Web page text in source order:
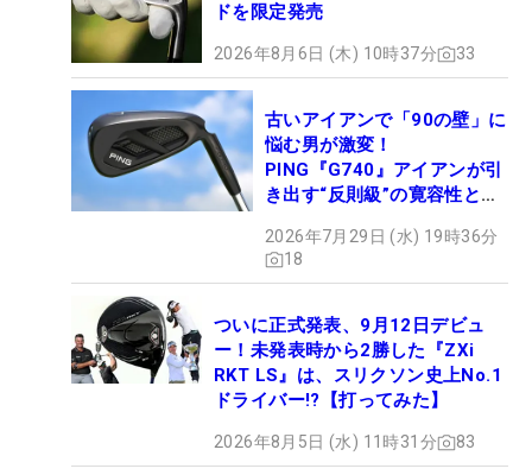
ドを限定発売
2026年8月6日 (木) 10時37分 33
古いアイアンで「90の壁」に
悩む男が激変！
PING『G740』アイアンが引
き出す“反則級”の寛容性と飛
2026年7月29日 (水) 19時36分
18
ついに正式発表、9月12日デビュ
ー！未発表時から2勝した『ZXi
RKT LS』は、スリクソン史上No.1
ドライバー!?【打ってみた】
2026年8月5日 (水) 11時31分 83